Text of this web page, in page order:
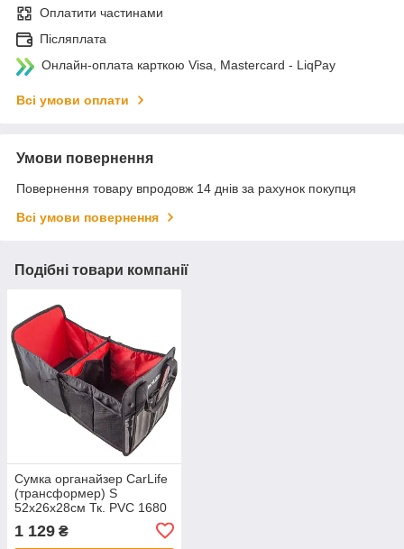
Оплатити частинами
Післяплата
Онлайн-оплата карткою Visa, Mastercard - LiqPay
Всі умови оплати
Умови повернення
Повернення товару впродовж 14 днів за рахунок покупця
Всі умови повернення
Подібні товари компанії
Сумка органайзер CarLife
(трансформер) S
52х26х28см Тк. PVC 1680
1 129 ₴